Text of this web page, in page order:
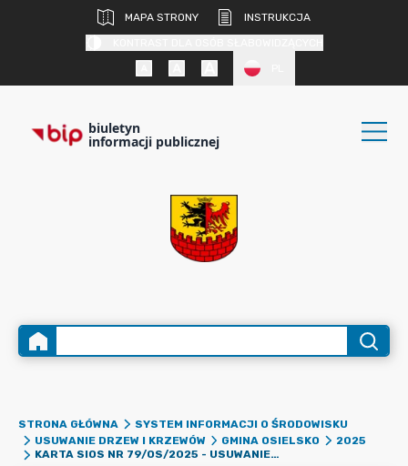
MAPA STRONY
INSTRUKCJA
biuletyn
informacji publicznej
STRONA GŁÓWNA
SYSTEM INFORMACJI O ŚRODOWISKU
USUWANIE DRZEW I KRZEWÓW
GMINA OSIELSKO
2025
KARTA SIOS NR 79/OS/2025 - USUWANIE DRZEW I KRZEWÓW (WNIOSEK) - DZIAŁKA EWID. NR 259/1, OBRĘB MAKSYMILIANOWO, GMINA OSIELSKO